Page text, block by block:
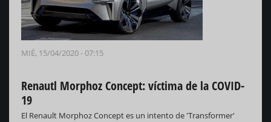
MIÉ, 15/04/2020 - 07:15
Renautl Morphoz Concept: víctima de la COVID-
19
El Renault Morphoz Concept es un intento de 'Transformer'